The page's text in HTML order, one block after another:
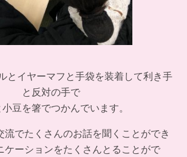
イヤーマフと手袋を装着して利き手
と反対の手で
豆を箸でつかんでいます。
流でたくさんのお話を聞くことができ
ケーションをたくさんとることがで